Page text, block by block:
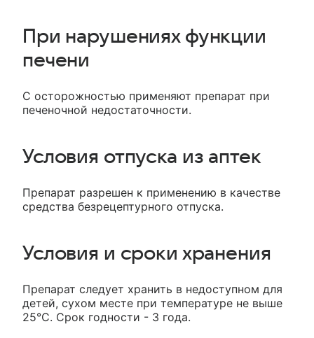
При нарушениях функции
печени
С осторожностью применяют препарат при
печеночной недостаточности.
Условия отпуска из аптек
Препарат разрешен к применению в качестве
средства безрецептурного отпуска.
Условия и сроки хранения
Препарат следует хранить в недоступном для
детей, сухом месте при температуре не выше
25°С. Срок годности - 3 года.